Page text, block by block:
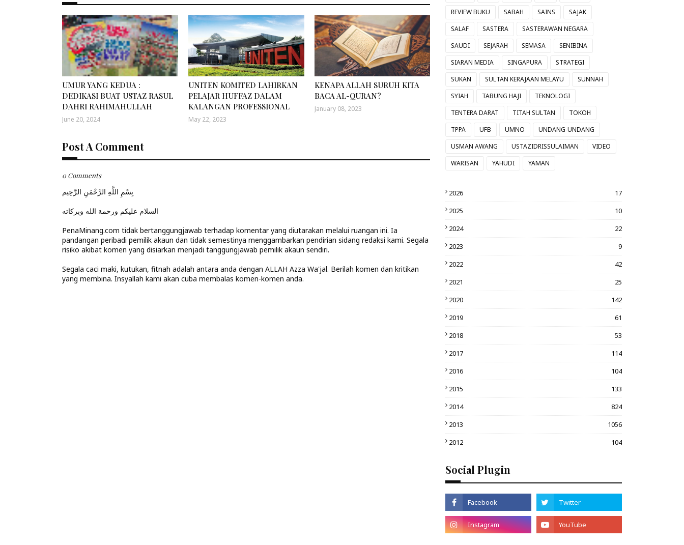
UMUR YANG KEDUA :
DEDIKASI BUAT USTAZ RASUL
DAHRI RAHIMAHULLAH
June 20, 2024
UNITEN KOMITED LAHIRKAN
PELAJAR HUFFAZ DALAM
KALANGAN PROFESSIONAL
May 22, 2023
KENAPA ALLAH SURUH KITA
BACA AL-QURAN?
January 08, 2023
Post A Comment
0 Comments
بِسْمِ اللَّهِ الرَّحْمَنِ الرَّحِيم
السلام عليكم ورحمة الله وبركاته
PenaMinang.com tidak bertanggungjawab terhadap komentar yang diutarakan melalui ruangan ini. Ia
pandangan peribadi pemilik akaun dan tidak semestinya menggambarkan pendirian sidang redaksi kami. Segala
risiko akibat komen yang disiarkan menjadi tanggungjawab pemilik akaun sendiri.
Segala caci maki, kutukan, fitnah adalah antara anda dengan ALLAH Azza Wa'jal. Berilah komen dan kritikan
yang membina. Insyallah kami akan cuba membalas komen-komen anda.
REVIEW BUKU
SABAH SAINS
SAJAK
SALAF
SASTERA
SASTERAWAN NEGARA
SAUDI
SEJARAH SEMASA
SENIBINA
SIARAN MEDIA
SINGAPURA
STRATEGI
SUKAN
SULTAN KERAJAAN MELAYU
SUNNAH
SYIAH
TABUNG HAJI
TEKNOLOGI
TENTERA DARAT
TITAH SULTAN
TOKOH
TPPA
UFB UMNO
UNDANG-UNDANG
USMAN AWANG
USTAZIDRISSULAIMAN
VIDEO
WARISAN
YAHUDI YAMAN
2026
17
2025
10
2024
22
2023
9
2022
42
2021
25
2020
142
2019
61
2018
53
2017
114
2016
104
2015
133
2014
824
2013
1056
2012
104
Social Plugin